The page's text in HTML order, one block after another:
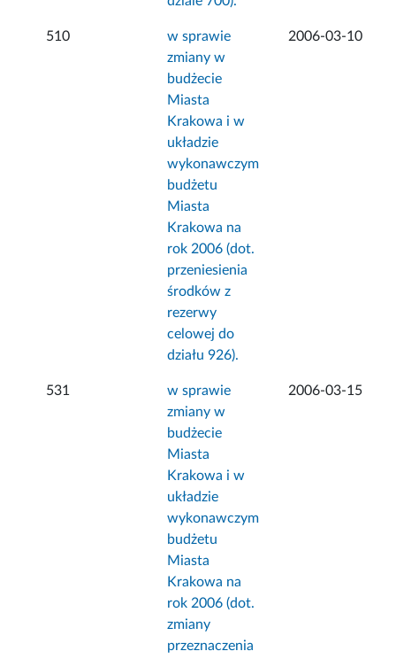
510
w sprawie
zmiany w
budżecie
Miasta
Krakowa i w
układzie
wykonawczym
budżetu
Miasta
Krakowa na
rok 2006 (dot.
przeniesienia
środków z
rezerwy
celowej do
działu 926).
2006-03-10
531
w sprawie
zmiany w
budżecie
Miasta
Krakowa i w
układzie
wykonawczym
budżetu
Miasta
Krakowa na
rok 2006 (dot.
zmiany
przeznaczenia
2006-03-15